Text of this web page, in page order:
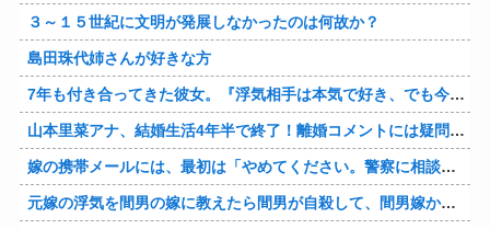
３～１５世紀に文明が発展しなかったのは何故か？
島田珠代姉さんが好きな方
7年も付き合ってきた彼女。『浮気相手は本気で好き、でも今の生活は壊したくない。あなたは家族で、浮気相手は恋人。それじゃ駄目なの？』人の心なんて持ってなかったｗ
山本里菜アナ、結婚生活4年半で終了！離婚コメントには疑問の声
嫁の携帯メールには、最初は「やめてください。警察に相談します」とかだったけど、最近は「昨日もすごかった。間君のが中でビクピｋ（ｒｙ」とｗ しかも羽目鳥も満載だった！
元嫁の浮気を間男の嫁に教えたら間男が自殺して、間男嫁から感謝されつつ元嫁に『いつ死ぬの？』と笑顔で言われた衝撃